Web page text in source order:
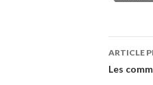
ARTICLE
Les